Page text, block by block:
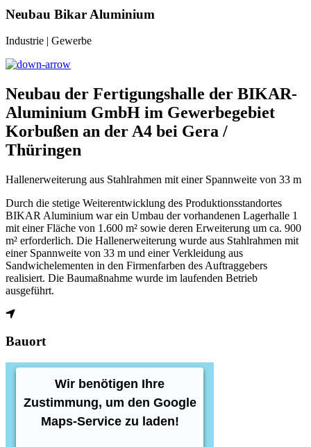
Neubau Bikar Aluminium
Industrie | Gewerbe
Neubau der Fertigungshalle der BIKAR-
Aluminium GmbH im Gewerbegebiet
Korbußen an der A4 bei Gera /
Thüringen
Hallenerweiterung aus Stahlrahmen mit einer Spannweite von 33 m
Durch die stetige Weiterentwicklung des Produktionsstandortes
BIKAR Aluminium war ein Umbau der vorhandenen Lagerhalle 1
mit einer Fläche von 1.600 m² sowie deren Erweiterung um ca. 900
m² erforderlich. Die Hallenerweiterung wurde aus Stahlrahmen mit
einer Spannweite von 33 m und einer Verkleidung aus
Sandwichelementen in den Firmenfarben des Auftraggebers
realisiert. Die Baumaßnahme wurde im laufenden Betrieb
ausgeführt.
Bauort
Wir benötigen Ihre
Zustimmung, um den Google
Maps-Service zu laden!